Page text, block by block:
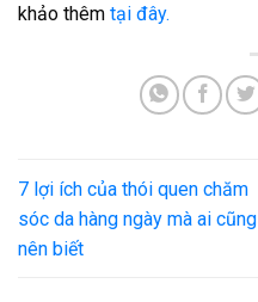
khảo thêm tại đây.
7 lợi ích của thói quen chăm
sóc da hàng ngày mà ai cũng
nên biết